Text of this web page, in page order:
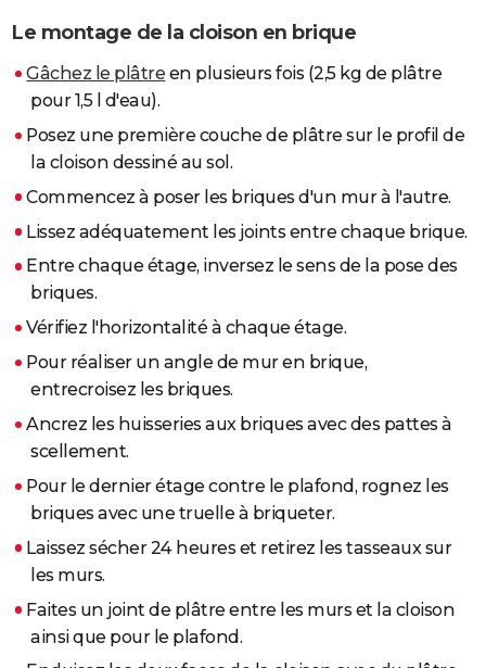
Le montage de la cloison en brique
Gâchez le plâtre en plusieurs fois (2,5 kg de plâtre
pour 1,5 l d'eau).
Posez une première couche de plâtre sur le profil de
la cloison dessiné au sol.
Commencez à poser les briques d'un mur à l'autre.
Lissez adéquatement les joints entre chaque brique.
Entre chaque étage, inversez le sens de la pose des
briques.
Vérifiez l'horizontalité à chaque étage.
Pour réaliser un angle de mur en brique,
entrecroisez les briques.
Ancrez les huisseries aux briques avec des pattes à
scellement.
Pour le dernier étage contre le plafond, rognez les
briques avec une truelle à briqueter.
Laissez sécher 24 heures et retirez les tasseaux sur
les murs.
Faites un joint de plâtre entre les murs et la cloison
ainsi que pour le plafond.